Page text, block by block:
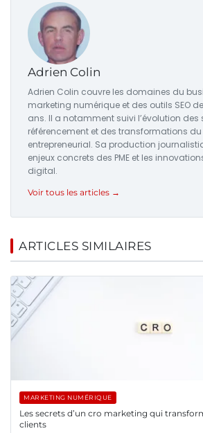
Adrien Colin
Adrien Colin couvre les domaines du
marketing numérique et des outils SEO
ans. Il a notamment suivi l’évolution des
référencement et des transformations
entrepreneurial. Sa production
enjeux concrets des PME et les
digital.
Voir tous les articles →
ARTICLES SIMILAIRES
MARKETING NUMÉRIQUE
Les secrets d’un cro marketing qui
clients